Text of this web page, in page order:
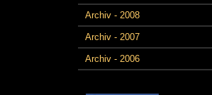
Archiv - 2008
Archiv - 2007
Archiv - 2006